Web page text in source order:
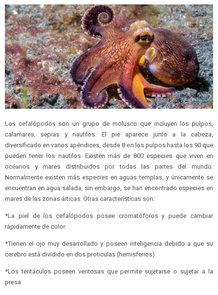
Los cefalópodos son un grupo de molusco que incluyen los pulpos,
calamares, sepias y nautilos. El pie aparece junto a la cabeza,
diversificado en varios apéndices, desde 8 en los pulpos hasta los 90 que
pueden tener los nautilos. Existen más de 800 especies que viven en
océanos y mares distribuidos por todas las partes del mundo.
Normalmente existen más especies en aguas templas, y únicamente se
encuentran en agua salada, sin embargo, se han encontrado especies en
mares de las zonas árticas. Otras características son:
*La piel de los cefalópodos posee cromatóforos y puede cambiar
rápidamente de color.
*Tienen el ojo muy desarrollado y poseen inteligencia debido a que su
cerebro está dividido en dos proticulas (hemisferios)
*Los tentáculos poseen ventosas que permite sujetarse o sujetar a la
presa.